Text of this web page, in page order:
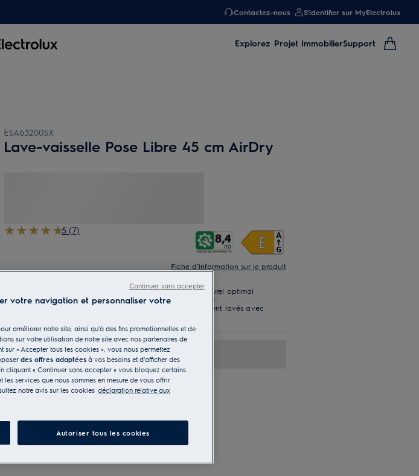
Contactez-nous S'identifier sur MyElectrolux
Explorez Projet ImmobilierSupport
ESA63200SX
Lave-vaisselle Pose Libre 45 cm AirDry
5 (7)
Fiche d’information sur le produit
Le lave-vaisselle AirDry Série 300 garantit un séchage naturel optimal
AirDry, une technologie naturelle pour un séchage optimal
Des couverts de toutes formes et toutes les tailles, facilement lavés avec
votre navigation et personnaliser votre
améliorer notre site, ainsi qu'à des fins promotionnelles et de
sur votre utilisation de notre site avec nos partenaires de
« Accepter tous les cookies », vous nous permettez
des offres adaptées à vos besoins et d'afficher des
cliquant « Continuer sans accepter » vous bloquez certains
services que nous sommes en mesure de vous offrir
notre avis sur les cookies déclaration relative aux
Autoriser tous les cookies
Continuer sans accepter